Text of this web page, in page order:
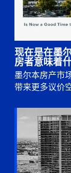
现在是在墨
房者意味着
墨尔本房产市
带来更多议价